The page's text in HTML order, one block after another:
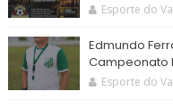
Esporte do
Edmundo
Campeonato
Esporte do